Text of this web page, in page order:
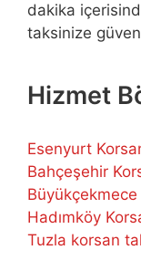
dakika
taksinize
Hizmet
Esenyurt
Bahçeşehir
Hadımköy
Tuzla korsan